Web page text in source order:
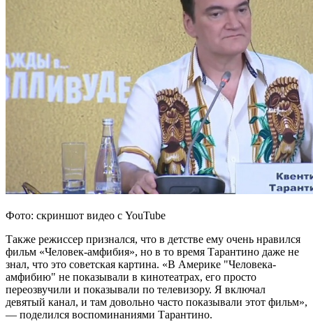
Фото: скриншот видео с YouTube
Также режиссер признался, что в детстве ему очень нравился
фильм «Человек-амфибия», но в то время Тарантино даже не
знал, что это советская картина. «В Америке "Человека-
амфибию" не показывали в кинотеатрах, его просто
переозвучили и показывали по телевизору. Я включал
девятый канал, и там довольно часто показывали этот фильм»,
— поделился воспоминаниями Тарантино.